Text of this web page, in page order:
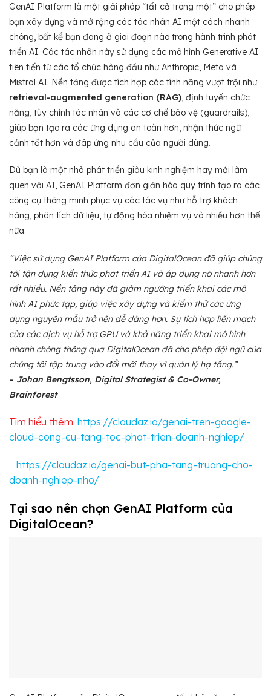
GenAI Platform là một giải pháp “tất cả trong một” cho phép
bạn xây dựng và mở rộng các tác nhân AI một cách nhanh
chóng, bất kể bạn đang ở giai đoạn nào trong hành trình phát
triển AI. Các tác nhân này sử dụng các mô hình Generative AI
tiên tiến từ các tổ chức hàng đầu như Anthropic, Meta và
Mistral AI. Nền tảng được tích hợp các tính năng vượt trội như
retrieval-augmented generation (RAG), định tuyến chức
năng, tùy chỉnh tác nhân và các cơ chế bảo vệ (guardrails),
giúp bạn tạo ra các ứng dụng an toàn hơn, nhận thức ngữ
cảnh tốt hơn và đáp ứng nhu cầu của người dùng.
Dù bạn là một nhà phát triển giàu kinh nghiệm hay mới làm
quen với AI, GenAI Platform đơn giản hóa quy trình tạo ra các
công cụ thông minh phục vụ các tác vụ như hỗ trợ khách
hàng, phân tích dữ liệu, tự động hóa nhiệm vụ và nhiều hơn thế
nữa.
“Việc sử dụng GenAI Platform của DigitalOcean đã giúp chúng
tôi tận dụng kiến thức phát triển AI và áp dụng nó nhanh hơn
rất nhiều. Nền tảng này đã giảm ngưỡng triển khai các mô
hình AI phức tạp, giúp việc xây dựng và kiểm thử các ứng
dụng nguyên mẫu trở nên dễ dàng hơn. Sự tích hợp liền mạch
của các dịch vụ hỗ trợ GPU và khả năng triển khai mô hình
nhanh chóng thông qua DigitalOcean đã cho phép đội ngũ của
chúng tôi tập trung vào đổi mới thay vì quản lý hạ tầng.”
– Johan Bengtsson, Digital Strategist & Co-Owner,
Brainforest
Tìm hiểu thêm: https://cloudaz.io/genai-tren-google-
cloud-cong-cu-tang-toc-phat-trien-doanh-nghiep/
https://cloudaz.io/genai-but-pha-tang-truong-cho-
doanh-nghiep-nho/
Tại sao nên chọn GenAI Platform của
DigitalOcean?